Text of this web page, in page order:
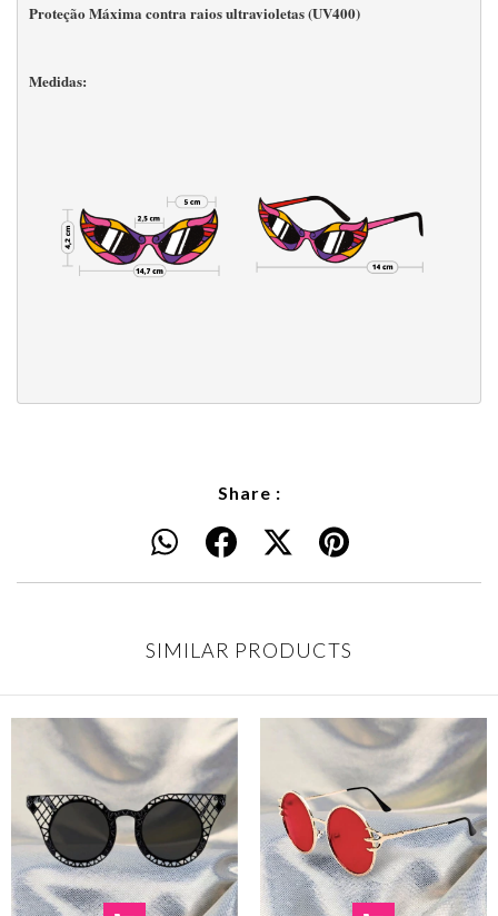
Proteção Máxima contra raios ultravioletas (UV400)
Medidas:
Share :
SIMILAR PRODUCTS